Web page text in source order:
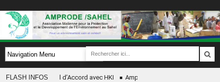
FLASH INFOS
de Protocol d’Accord avec HKI Amprode SAHEL célèbre chaque